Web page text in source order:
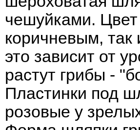
чешуйками.
коричневым,
это зависит от
растут грибы -
Пластинки под
розовые у